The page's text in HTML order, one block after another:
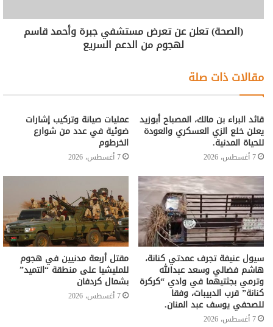
(الصحة) تعلن عن تعرض مستشفي جبرة وأحمد قاسم
لهجوم من الدعم السريع
مقالات ذات صلة
قائد البراء بن مالك، المصباح أبوزيد
يعلن خلع الزي العسكري والعودة
للحياة المدنية.
7 أغسطس، 2026
عمليات صيانة وتركيب إشارات
ضوئية في عدد من شوارع
الخرطوم
7 أغسطس، 2026
سيول عنيفة تجرف عمدتي كنانة،
هاشم فضالي وسعد عبدالله
وترمي بجثتيهما في وادي “كركرة
كنانة” قرب الدبيبات، وفقا
للصحفي يوسف عبد المنان.
7 أغسطس، 2026
مقتل أربعة مدنيين في هجوم
للمليشيا على منطقة “التميد”
بشمال كردفان
7 أغسطس، 2026